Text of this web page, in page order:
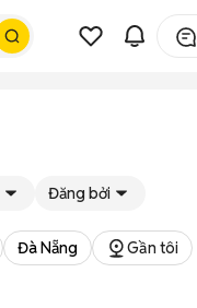
Đăng bởi
Đà Nẵng Gần tôi